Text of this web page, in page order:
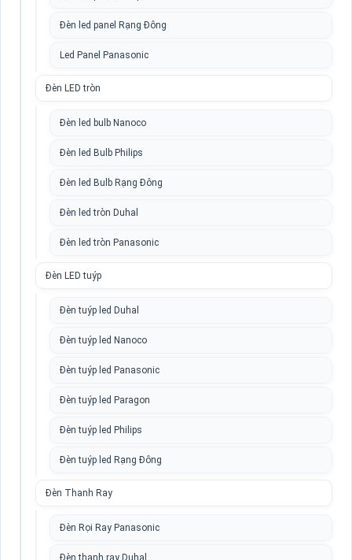
Đèn led panel Rạng Đông
Led Panel Panasonic
Đèn LED tròn
Đèn led bulb Nanoco
Đèn led Bulb Philips
Đèn led Bulb Rạng Đông
Đèn led tròn Duhal
Đèn led tròn Panasonic
Đèn LED tuýp
Đèn tuýp led Duhal
Đèn tuýp led Nanoco
Đèn tuýp led Panasonic
Đèn tuýp led Paragon
Đèn tuýp led Philips
Đèn tuýp led Rạng Đông
Đèn Thanh Ray
Đèn Rọi Ray Panasonic
Đèn thanh ray Duhal